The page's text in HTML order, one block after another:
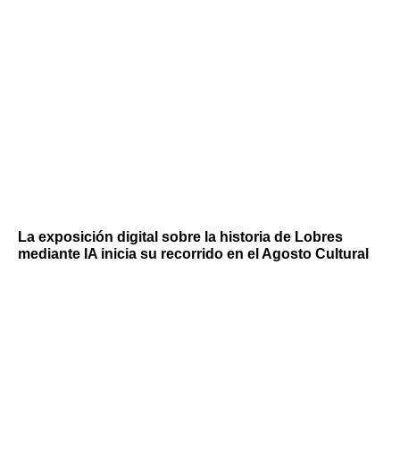
La exposición digital sobre la historia de Lobres
mediante IA inicia su recorrido en el Agosto Cultural